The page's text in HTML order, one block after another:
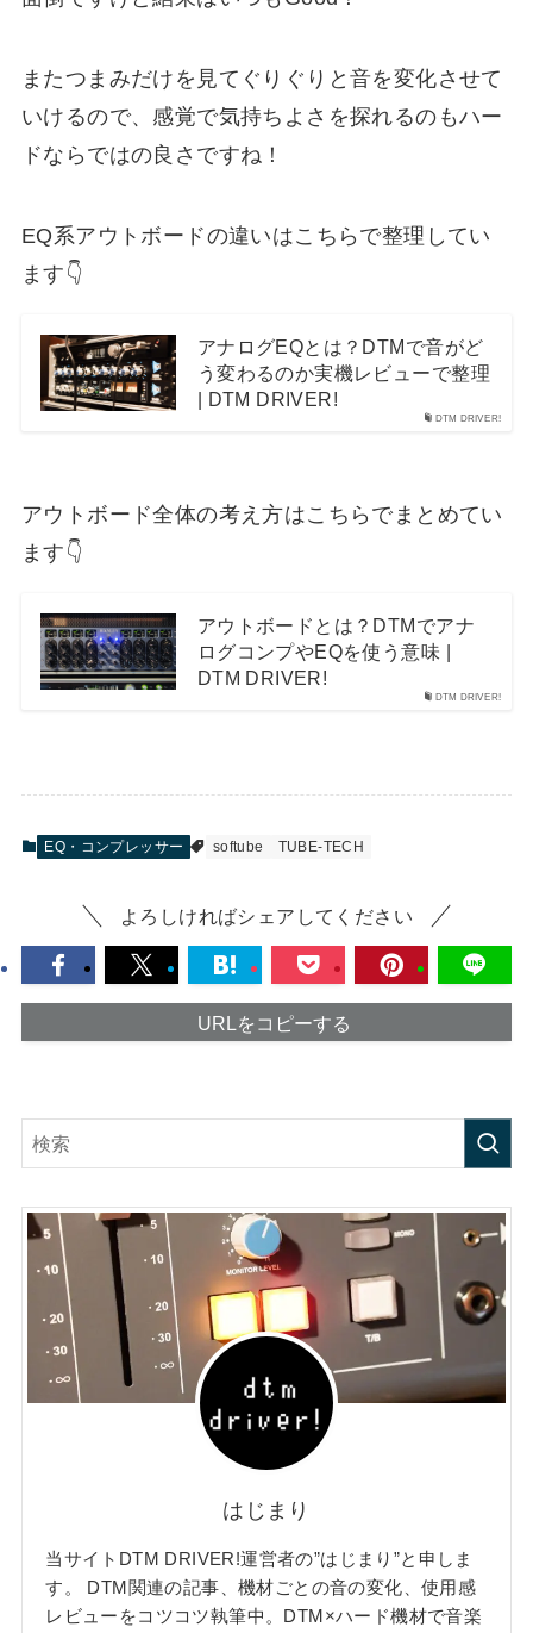
またつまみだけを見てぐりぐりと音を変化させて
いけるので、感覚で気持ちよさを探れるのもハー
ドならではの良さですね！
EQ系アウトボードの違いはこちらで整理してい
ます👇
DTM DRIVER!
アナログEQとは？DTMで音がど
う変わるのか実機レビューで整理
| DTM DRIVER!
アウトボード全体の考え方はこちらでまとめてい
ます👇
DTM DRIVER!
アウトボードとは？DTMでアナ
ログコンプやEQを使う意味 |
DTM DRIVER!
EQ・コンプレッサー softube TUBE-TECH
よろしければシェアしてください
URLをコピーする
はじまり
当サイトDTM DRIVER!運営者の”はじまり”と申しま
す。 DTM関連の記事、機材ごとの音の変化、使用感
レビューをコツコツ執筆中。DTM×ハード機材で音楽